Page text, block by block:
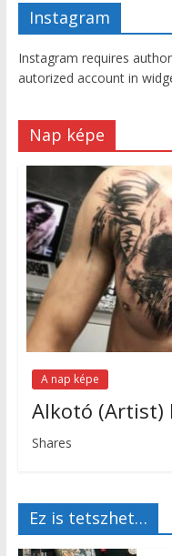
Instagram
Instagram requires
autorized account in
Nap képe
A nap képe
Alkotó (Artist)
Shares
Ez is tetszhet…